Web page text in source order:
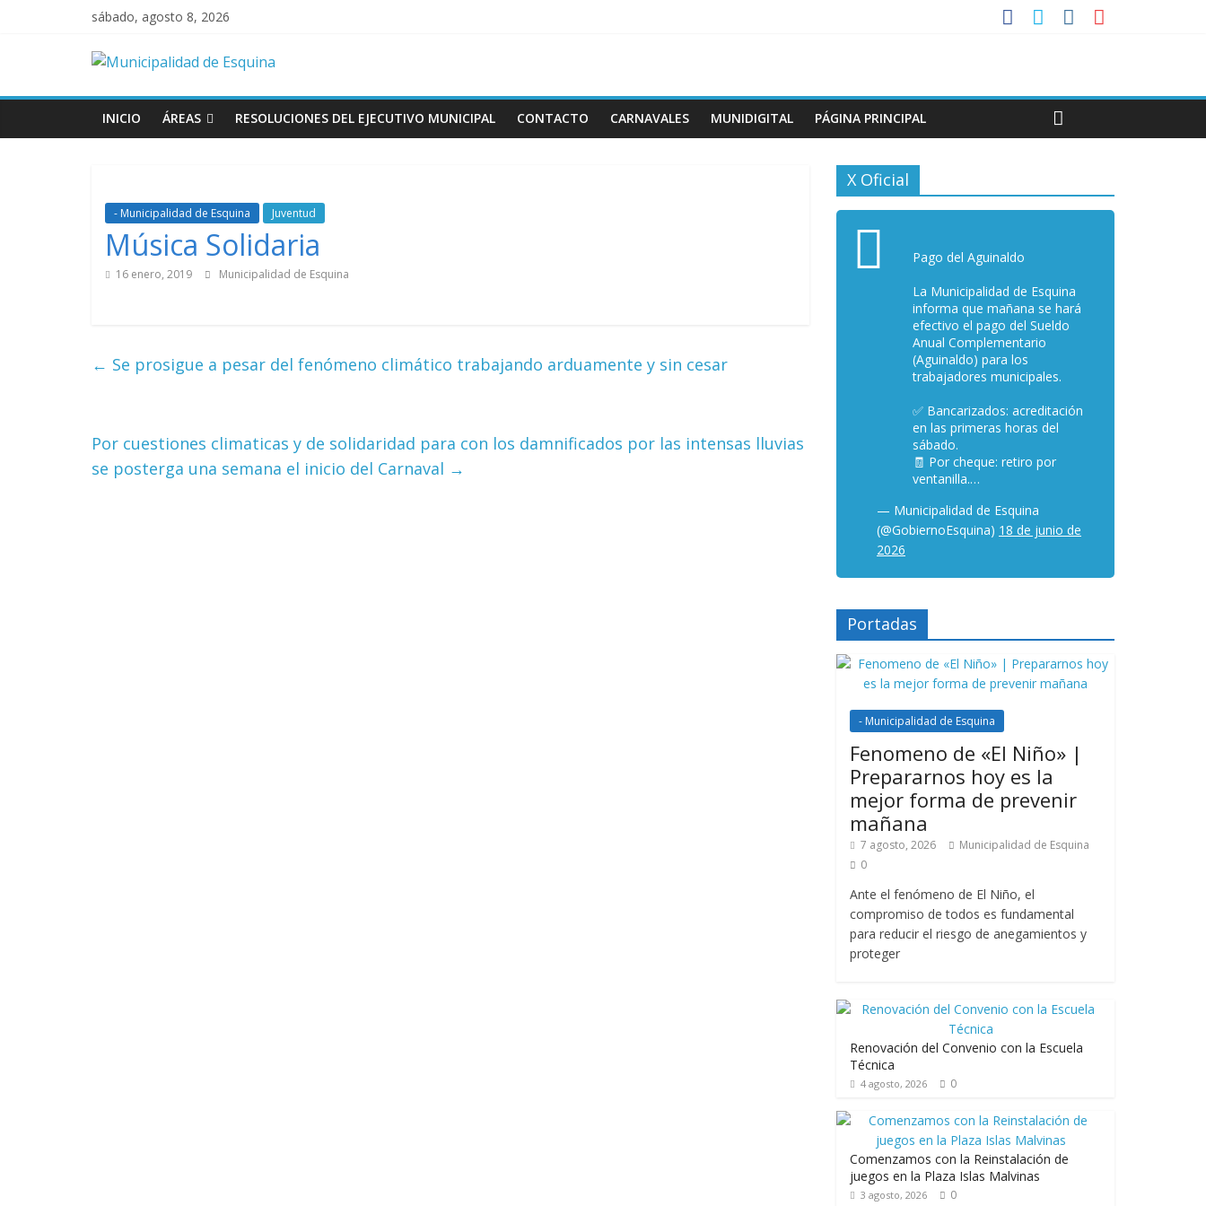
sábado, agosto 8, 2026
INICIO ÁREAS RESOLUCIONES DEL EJECUTIVO MUNICIPAL CONTACTO CARNAVALES MUNIDIGITAL PÁGINA PRINCIPAL
- Municipalidad de Esquina Juventud
Música Solidaria
16 enero, 2019 Municipalidad de Esquina
← Se prosigue a pesar del fenómeno climático trabajando arduamente y sin cesar
Por cuestiones climaticas y de solidaridad para con los damnificados por las intensas lluvias
se posterga una semana el inicio del Carnaval →
X Oficial
Pago del Aguinaldo
La Municipalidad de Esquina
informa que mañana se hará
efectivo el pago del Sueldo
Anual Complementario
(Aguinaldo) para los
trabajadores municipales.
✅ Bancarizados: acreditación
en las primeras horas del
sábado.
🧾 Por cheque: retiro por
ventanilla.…
— Municipalidad de Esquina
(@GobiernoEsquina) 18 de junio de
2026
Portadas
- Municipalidad de Esquina
Fenomeno de «El Niño» |
Prepararnos hoy es la
mejor forma de prevenir
mañana
7 agosto, 2026
Municipalidad de Esquina
0
Ante el fenómeno de El Niño, el
compromiso de todos es fundamental
para reducir el riesgo de anegamientos y
proteger
Renovación del Convenio con la Escuela
Técnica
4 agosto, 2026 0
Comenzamos con la Reinstalación de
juegos en la Plaza Islas Malvinas
3 agosto, 2026 0